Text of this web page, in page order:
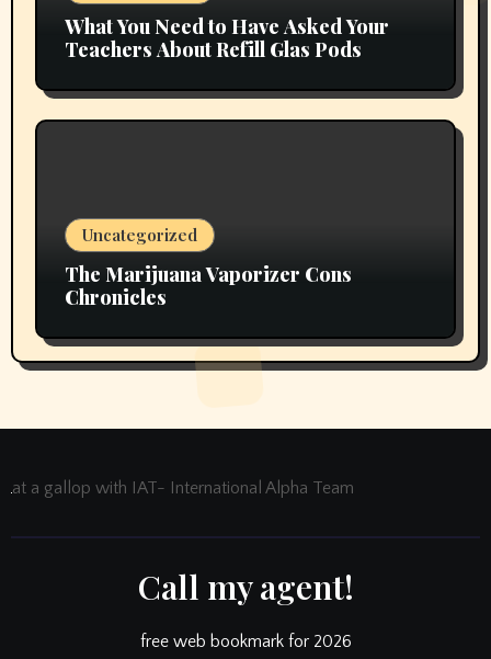
What You Need to Have Asked Your
Teachers About Refill Glas Pods
Uncategorized
The Marijuana Vaporizer Cons
Chronicles
at a gallop with IAT- International Alpha Team
Call my agent!
free web bookmark for 2026